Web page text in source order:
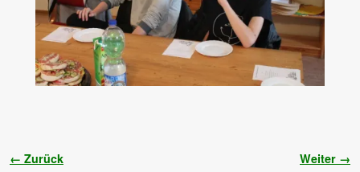
Bilder-Navigation
← Zurück Weiter →